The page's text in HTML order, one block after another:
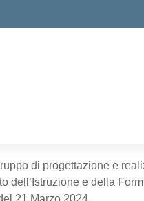
di progettazione e
dell’Istruzione e della
21 Marzo 2024